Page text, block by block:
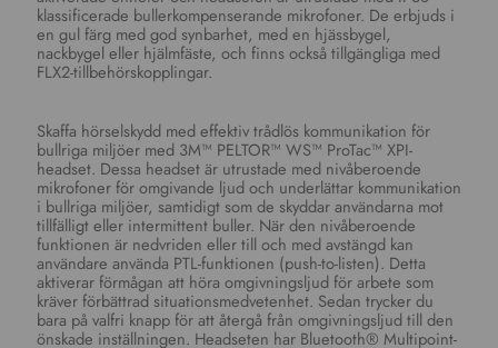
klassificerade bullerkompenserande mikrofoner. De erbjuds i
en gul färg med god synbarhet, med en hjässbygel,
nackbygel eller hjälmfäste, och finns också tillgängliga med
FLX2-tillbehörskopplingar.
Skaffa hörselskydd med effektiv trådlös kommunikation för
bullriga miljöer med 3M™ PELTOR™ WS™ ProTac™ XPI-
headset. Dessa headset är utrustade med nivåberoende
mikrofoner för omgivande ljud och underlättar kommunikation
i bullriga miljöer, samtidigt som de skyddar användarna mot
tillfälligt eller intermittent buller. När den nivåberoende
funktionen är nedvriden eller till och med avstängd kan
användare använda PTL-funktionen (push-to-listen). Detta
aktiverar förmågan att höra omgivningsljud för arbete som
kräver förbättrad situationsmedvetenhet. Sedan trycker du
bara på valfri knapp för att återgå från omgivningsljud till den
önskade inställningen. Headseten har Bluetooth® Multipoint-